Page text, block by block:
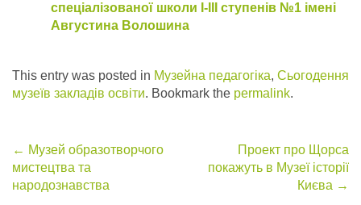
спеціалізованої школи I-III ступенів №1 імені
Августина Волошина
This entry was posted in Музейна педагогіка, Сьогодення
музеїв закладів освіти. Bookmark the permalink.
Post
navigation
← Музей образотворчого
мистецтва та
народознавства
Проект про Щорса
покажуть в Музеї історії
Києва →